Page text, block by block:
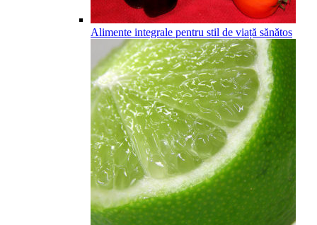
Alimente integrale pentru stil de viață sănătos